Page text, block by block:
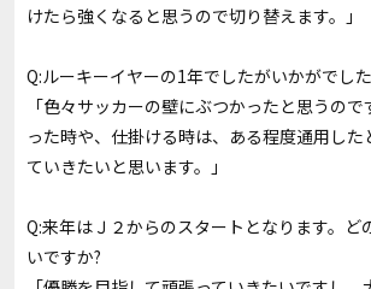
けたら強くなると思うので切り替えます。」
Q:ルーキーイヤーの1年でしたがいかがでし
「色々サッカーの壁にぶつかったと思うの
った時や、仕掛ける時は、ある程度通用した
ていきたいと思います。」
Q:来年はＪ２からのスタートとなります。ど
いですか?